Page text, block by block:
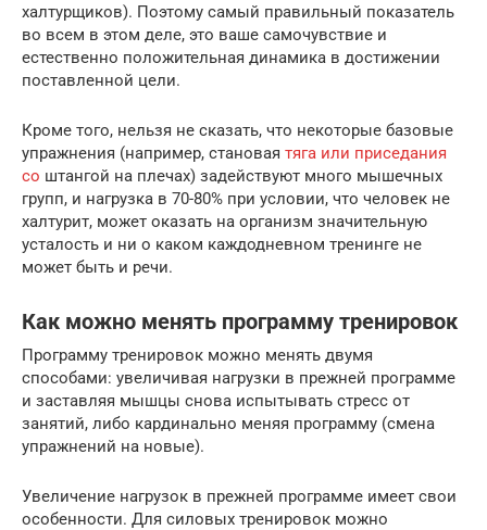
халтурщиков). Поэтому самый правильный показатель
во всем в этом деле, это ваше самочувствие и
естественно положительная динамика в достижении
поставленной цели.
Кроме того, нельзя не сказать, что некоторые базовые
упражнения (например, становая тяга или приседания
со штангой на плечах) задействуют много мышечных
групп, и нагрузка в 70-80% при условии, что человек не
халтурит, может оказать на организм значительную
усталость и ни о каком каждодневном тренинге не
может быть и речи.
Как можно менять программу тренировок
Программу тренировок можно менять двумя
способами: увеличивая нагрузки в прежней программе
и заставляя мышцы снова испытывать стресс от
занятий, либо кардинально меняя программу (смена
упражнений на новые).
Увеличение нагрузок в прежней программе имеет свои
особенности. Для силовых тренировок можно